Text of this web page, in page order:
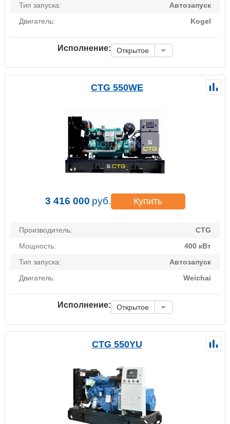
Тип запуска:
Автозапуск
Двигатель:
Kogel
Исполнение: Открытое
CTG 550WE
3 416 000 руб. Купить
Производитель:
CTG
Мощность:
400 кВт
Тип запуска:
Автозапуск
Двигатель:
Weichai
Исполнение: Открытое
CTG 550YU